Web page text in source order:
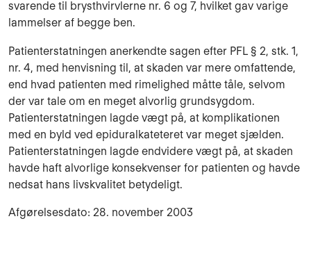
svarende til brysthvirvlerne nr. 6 og 7, hvilket gav varige
lammelser af begge ben.
Patienterstatningen anerkendte sagen efter PFL § 2, stk. 1,
nr. 4, med henvisning til, at skaden var mere omfattende,
end hvad patienten med rimelighed måtte tåle, selvom
der var tale om en meget alvorlig grundsygdom.
Patienterstatningen lagde vægt på, at komplikationen
med en byld ved epiduralkateteret var meget sjælden.
Patienterstatningen lagde endvidere vægt på, at skaden
havde haft alvorlige konsekvenser for patienten og havde
nedsat hans livskvalitet betydeligt.
Afgørelsesdato: 28. november 2003